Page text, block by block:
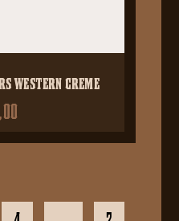
western creme